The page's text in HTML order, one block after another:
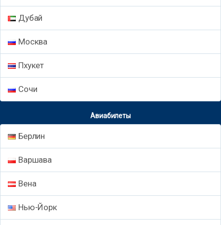
Дубай
Москва
Пхукет
Сочи
Авиабилеты
Берлин
Варшава
Вена
Нью-Йорк